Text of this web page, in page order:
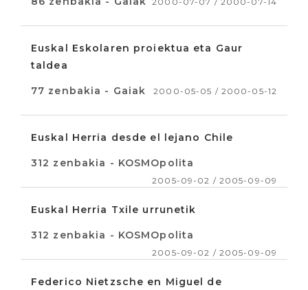
Euskal Eskolaren proiektua eta Gaur
taldea
77 zenbakia - Gaiak 2000-05-05 / 2000-05-12
Euskal Herria desde el lejano Chile
312 zenbakia - KOSMOpolita
2005-09-02 / 2005-09-09
Euskal Herria Txile urrunetik
312 zenbakia - KOSMOpolita
2005-09-02 / 2005-09-09
Federico Nietzsche en Miguel de